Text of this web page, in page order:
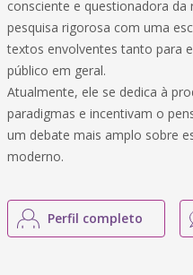
consciente e questionadora da
pesquisa rigorosa com uma
textos envolventes tanto para
público em geral.
Atualmente, ele se dedica à
paradigmas e incentivam o
um debate mais amplo sobre
moderno.
Perfil completo